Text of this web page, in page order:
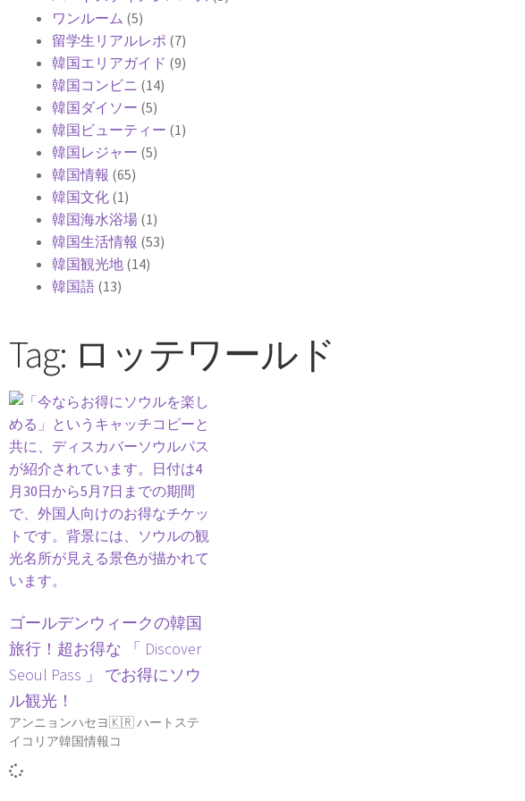
ワンルーム (5)
留学生リアルレポ (7)
韓国エリアガイド (9)
韓国コンビニ (14)
韓国ダイソー (5)
韓国ビューティー (1)
韓国レジャー (5)
韓国情報 (65)
韓国文化 (1)
韓国海水浴場 (1)
韓国生活情報 (53)
韓国観光地 (14)
韓国語 (13)
Tag: ロッテワールド
ゴールデンウィークの韓国
旅行！超お得な 「 Discover
Seoul Pass 」 でお得にソウ
ル観光！
アンニョンハセヨ🇰🇷 ハートステ
イコリア韓国情報コ